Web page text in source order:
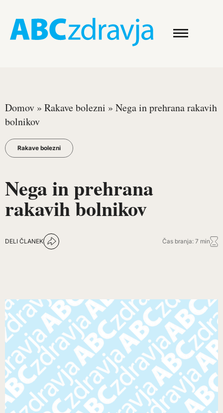
Domov » Rakave bolezni » Nega in prehrana rakavih
bolnikov
Rakave bolezni
Nega in prehrana
rakavih bolnikov
DELI ČLANEK Čas branja: 7 min